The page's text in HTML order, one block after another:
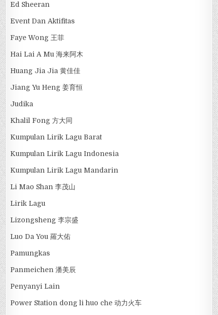
Ed Sheeran
Event Dan Aktifitas
Faye Wong 王菲
Hai Lai A Mu 海来阿木
Huang Jia Jia 黄佳佳
Jiang Yu Heng 姜育恒
Judika
Khalil Fong 方大同
Kumpulan Lirik Lagu Barat
Kumpulan Lirik Lagu Indonesia
Kumpulan Lirik Lagu Mandarin
Li Mao Shan 李茂山
Lirik Lagu
Lizongsheng 李宗盛
Luo Da You 羅大佑
Pamungkas
Panmeichen 潘美辰
Penyanyi Lain
Power Station dong li huo che 动力火车